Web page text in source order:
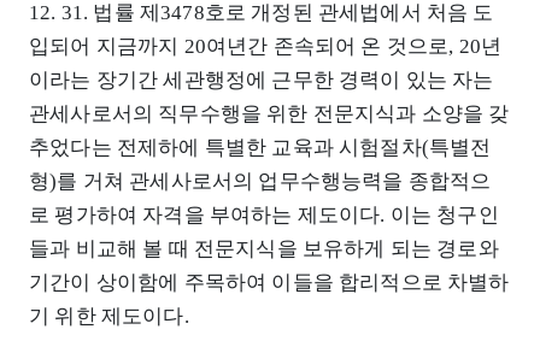
12. 31. 법률 제3478호로 개정된 관세법에서 처음 도
입되어 지금까지 20여년간 존속되어 온 것으로, 20년
이라는 장기간 세관행정에 근무한 경력이 있는 자는
관세사로서의 직무수행을 위한 전문지식과 소양을 갖
추었다는 전제하에 특별한 교육과 시험절차(특별전
형)를 거쳐 관세사로서의 업무수행능력을 종합적으
로 평가하여 자격을 부여하는 제도이다. 이는 청구인
들과 비교해 볼 때 전문지식을 보유하게 되는 경로와
기간이 상이함에 주목하여 이들을 합리적으로 차별하
기 위한 제도이다.